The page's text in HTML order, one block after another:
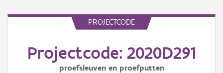
PROJECTCODE
Projectcode: 2020D291
proefsleuven en proefputten